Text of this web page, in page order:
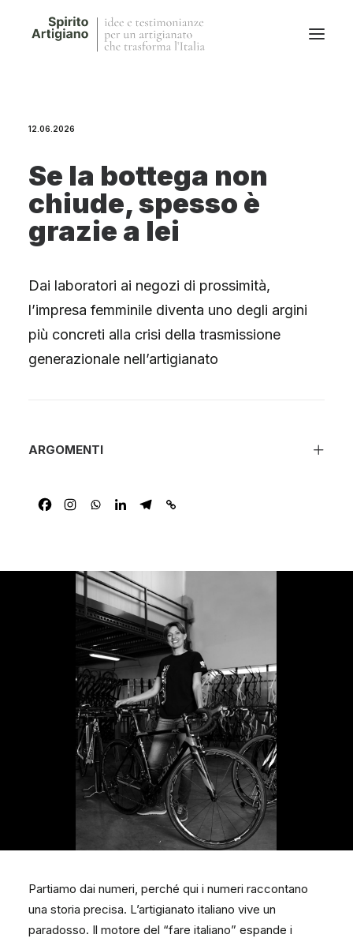
Magazine
QFG
Collaborano con noi
12.06.2026
Se la bottega non
chiude, spesso è
grazie a lei
Dai laboratori ai negozi di prossimità,
l’impresa femminile diventa uno degli argini
più concreti alla crisi della trasmissione
generazionale nell’artigianato
ARGOMENTI
Partiamo dai numeri, perché qui i numeri raccontano
una storia precisa. L’artigianato italiano vive un
paradosso. Il motore del “fare italiano” espande i